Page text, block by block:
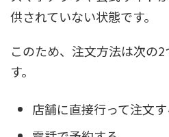
供されていない状態です。
このため、注文方法は次の
す。
店舗に直接行って注文す